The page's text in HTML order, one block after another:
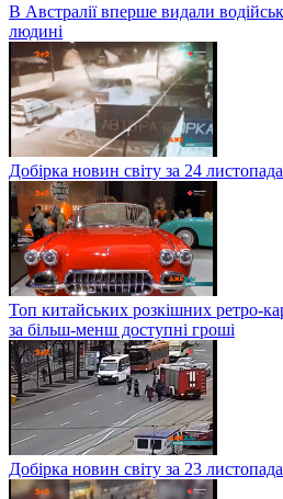
В Австралії вперше видали
людині
Добірка новин світу за 24
Топ китайських розкішних ретро-
за більш-менш доступні гроші
Добірка новин світу за 23